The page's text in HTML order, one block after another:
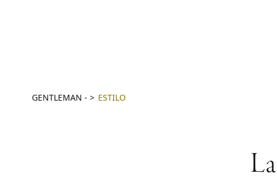
GENTLEMAN - ESTILO